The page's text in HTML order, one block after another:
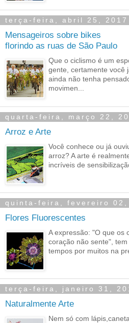
terça-feira, abril 25, 2017
Mensageiros sobre bikes
florindo as ruas de São Paulo
Que o ciclismo é um
gente, certamente você
ainda não tenha
movimen...
quarta-feira, março 22,
Arroz e Arte
Você conhece ou já
arroz? A arte é
incríveis de
quinta-feira, fevereiro 02,
Flores Fluorescentes
A expressão: "O que os
coração não sente",
tempos por muitos na
terça-feira, janeiro 31,
Naturalmente Arte
Nem só com